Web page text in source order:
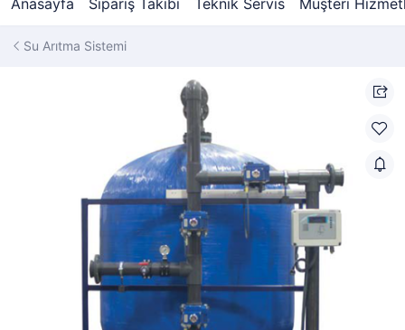
Anasayfa Sipariş Takibi Teknik Servis Müşteri
Su Arıtma Sistemi